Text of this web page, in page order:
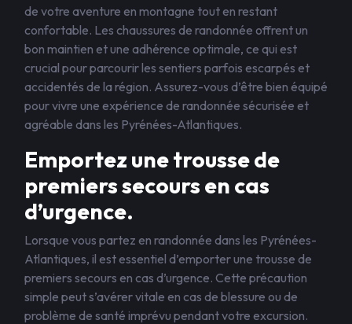
de votre aventure en montagne tout en restant
confortable. Les chaussures de randonnée offrent un
bon maintien et une adhérence optimale, ce qui est
crucial pour parcourir les sentiers parfois escarpés et
accidentés de la région. Assurez-vous d’être bien équipé
pour vivre une expérience de randonnée sécurisée et
agréable dans les Pyrénées-Atlantiques.
Emportez une trousse de
premiers secours en cas
d’urgence.
Lorsque vous partez en randonnée dans les Pyrénées-
Atlantiques, il est essentiel d’emporter une trousse de
premiers secours en cas d’urgence. Cette précaution
simple peut s’avérer vitale en cas de blessure ou de
problème de santé imprévu pendant votre excursion.